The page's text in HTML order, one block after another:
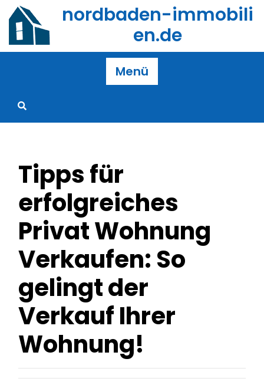
Zum
Inhalt
springen
nordbaden-immobili
en.de
Menü
Tipps für
erfolgreiches
Privat Wohnung
Verkaufen: So
gelingt der
Verkauf Ihrer
Wohnung!